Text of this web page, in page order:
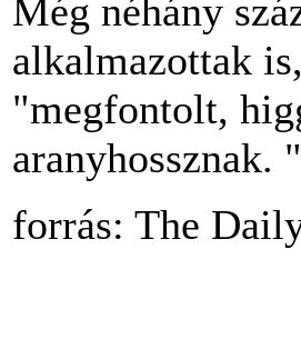
Még néhány
alkalmazottak
"megfontolt,
aranyhossznak.
forrás: The